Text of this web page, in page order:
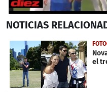
seconds
33
seconds
NOTICIAS
el